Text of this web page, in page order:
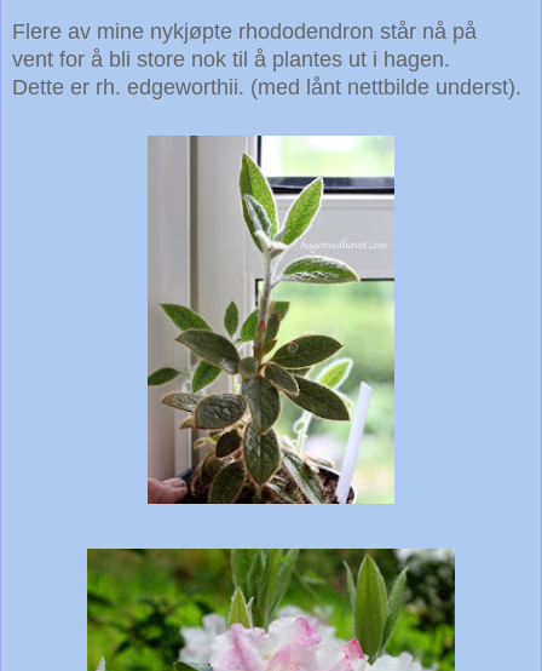
Flere av mine nykjøpte rhododendron står nå på
vent for å bli store nok til å plantes ut i hagen.
Dette er rh. edgeworthii. (med lånt nettbilde underst).